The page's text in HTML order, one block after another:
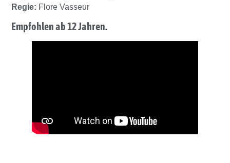
Regie: Flore Vasseur
Empfohlen ab 12 Jahren.